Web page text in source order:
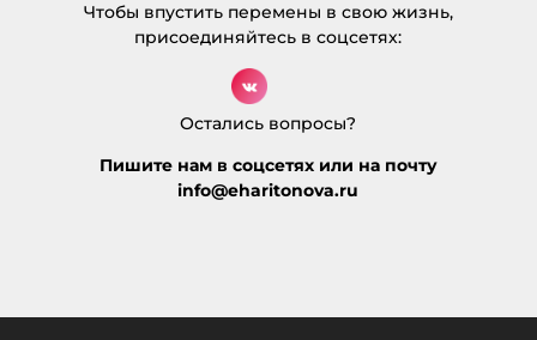
MLM business:
27.12.2024 в 14:40
[…] Info on that Topic: eharitonova.ru/vot-
poxudeyu-i-zazhivu/ […]
Ответить
สล็อตออนไลน์เกาหลี
eharitonova.ru/vot-poxudeyu-i-zazhivu/ […]
Чтобы впустить перемены в свою жизнь,
присоединяйтесь в соцсетях:
Остались вопросы?
Пишите нам в соцсетях или на почту
info@eharitonova.ru